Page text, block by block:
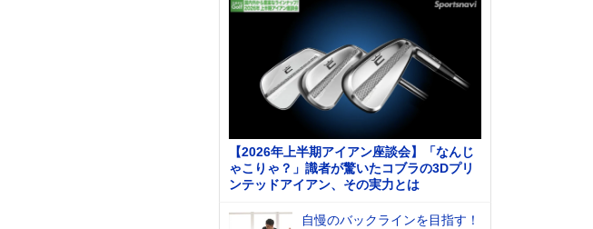
【2026年上半期アイアン座談会】「なんじ
ゃこりゃ？」識者が驚いたコブラの3Dプリ
ンテッドアイアン、その実力とは
自慢のバックラインを目指す！